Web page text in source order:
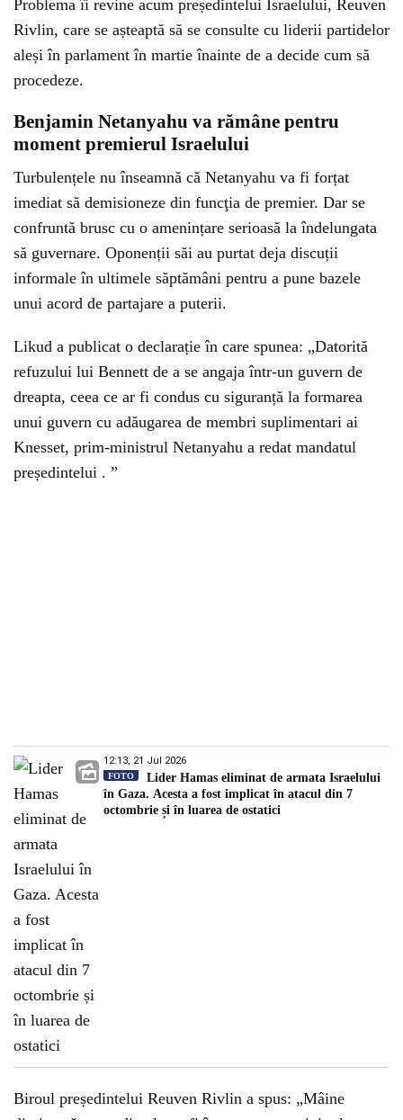
Problema îi revine acum președintelui Israelului, Reuven
Rivlin, care se așteaptă să se consulte cu liderii partidelor
aleși în parlament în martie înainte de a decide cum să
procedeze.
Benjamin Netanyahu va rămâne pentru
moment premierul Israelului
Turbulențele nu înseamnă că Netanyahu va fi forțat
imediat să demisioneze din funcţia de premier. Dar se
confruntă brusc cu o amenințare serioasă la îndelungata
să guvernare. Oponenții săi au purtat deja discuții
informale în ultimele săptămâni pentru a pune bazele
unui acord de partajare a puterii.
Likud a publicat o declarație în care spunea: „Datorită
refuzului lui Bennett de a se angaja într-un guvern de
dreapta, ceea ce ar fi condus cu siguranță la formarea
unui guvern cu adăugarea de membri suplimentari ai
Knesset, prim-ministrul Netanyahu a redat mandatul
președintelui . ”
12:13, 21 Jul 2026
FOTO
Lider Hamas eliminat de armata Israelului
în Gaza. Acesta a fost implicat în atacul din 7
octombrie și în luarea de ostatici
Biroul președintelui Reuven Rivlin a spus: „Mâine